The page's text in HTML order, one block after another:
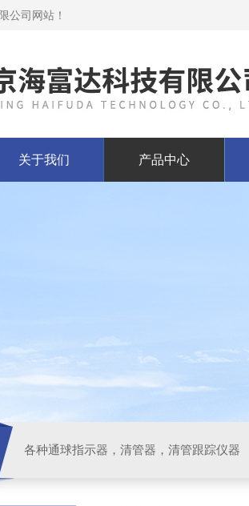
公司网站！
关于我们 产品中心
各种通球指示器，清管器，清管跟踪仪器